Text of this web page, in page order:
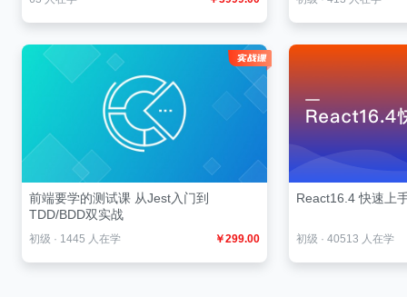
前端要学的测试课 从Jest入门到
TDD/BDD双实战
初级 · 1445 人在学 ￥299.00
React16.4 快速上
初级 · 40513 人在学